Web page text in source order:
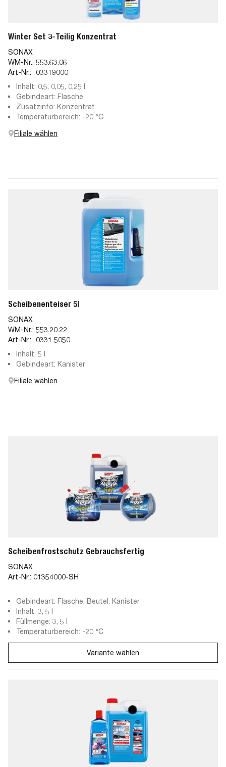
Winter Set 3-Teilig Konzentrat
SONAX
WM-Nr.: 553.63.06
Art-Nr.:
03319000
Inhalt: 0,5, 0,05, 0,25 l
Gebindeart: Flasche
Zusatzinfo: Konzentrat
Temperaturbereich: -20 °C
Filiale wählen
Scheibenenteiser 5l
SONAX
WM-Nr.: 553.20.22
Art-Nr.:
0331 5050
Inhalt: 5 l
Gebindeart: Kanister
Filiale wählen
Scheibenfrostschutz Gebrauchsfertig
SONAX
Art-Nr.: 01354000-SH
Gebindeart: Flasche, Beutel, Kanister
Inhalt: 3, 5 l
Füllmenge: 3, 5 l
Temperaturbereich: -20 °C
Variante wählen